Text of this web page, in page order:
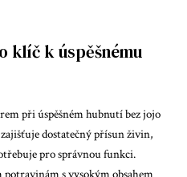
klíč k úspěšnému
při úspěšném hubnutí bez jojo
dostatečný přísun živin,
pro správnou funkci.